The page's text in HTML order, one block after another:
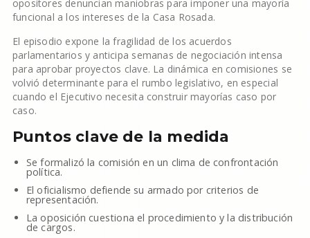
opositores denuncian maniobras para imponer una mayoría
funcional a los intereses de la Casa Rosada.
El episodio expone la fragilidad de los acuerdos
parlamentarios y anticipa semanas de negociación intensa
para aprobar proyectos clave. La dinámica en comisiones se
volvió determinante para el rumbo legislativo, en especial
cuando el Ejecutivo necesita construir mayorías caso por
caso.
Puntos clave de la medida
Se formalizó la comisión en un clima de confrontación
política.
El oficialismo defiende su armado por criterios de
representación.
La oposición cuestiona el procedimiento y la distribución
de cargos.